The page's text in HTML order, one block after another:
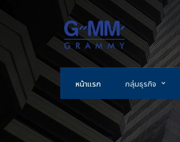
หน้าแรก กลุ่มธุรกิจ